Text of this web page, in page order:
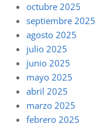
octubre 2025
septiembre 2025
agosto 2025
julio 2025
junio 2025
mayo 2025
abril 2025
marzo 2025
febrero 2025